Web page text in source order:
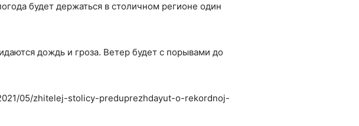
будет держаться в столичном регионе один
дождь и гроза. Ветер будет с порывами до
05/zhitelej-stolicy-preduprezhdayut-o-rekordnoj-